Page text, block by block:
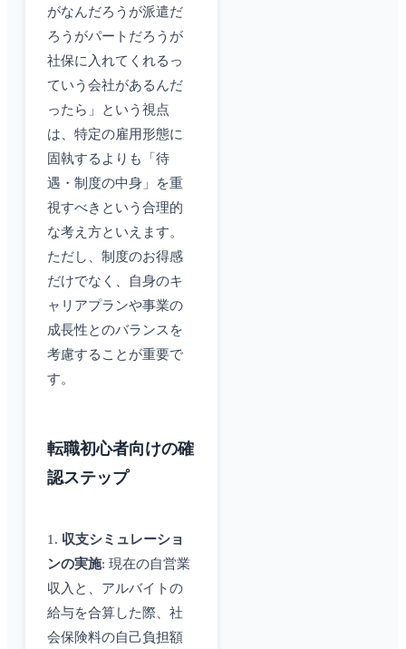
がなんだろうが派遣だ
ろうがパートだろうが
社保に入れてくれるっ
ていう会社があるんだ
ったら」という視点
は、特定の雇用形態に
固執するよりも「待
遇・制度の中身」を重
視すべきという合理的
な考え方といえます。
ただし、制度のお得感
だけでなく、自身のキ
ャリアプランや事業の
成長性とのバランスを
考慮することが重要で
す。
転職初心者向けの確
認ステップ
1. 収支シミュレーショ
ンの実施: 現在の自営業
収入と、アルバイトの
給与を合算した際、社
会保険料の自己負担額